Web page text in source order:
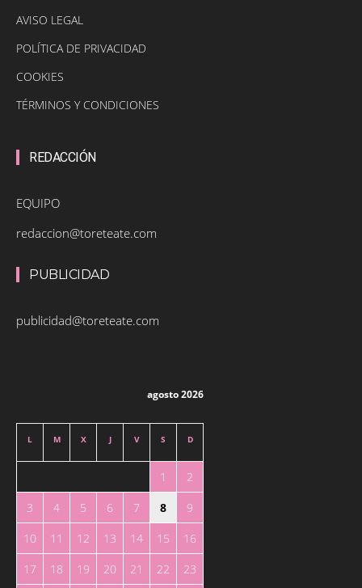
AVISO LEGAL
POLÍTICA DE PRIVACIDAD
COOKIES
TÉRMINOS Y CONDICIONES
REDACCIÓN
EQUIPO
redaccion@toreteate.com
PUBLICIDAD
publicidad@toreteate.com
agosto 2026
L M X J V S D
1
2
3
4 5 6 7 8
9
10
11 12 13 14 15
16
17
18 19 20 21 22 23